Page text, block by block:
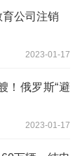
公司注销
2023-01-17
！俄罗斯“避
2023-01-17